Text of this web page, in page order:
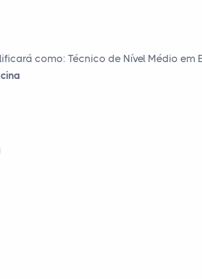
como: Técnico de Nível Médio em